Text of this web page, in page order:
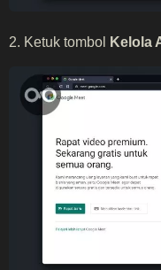
2. Ketuk tombol Kelola